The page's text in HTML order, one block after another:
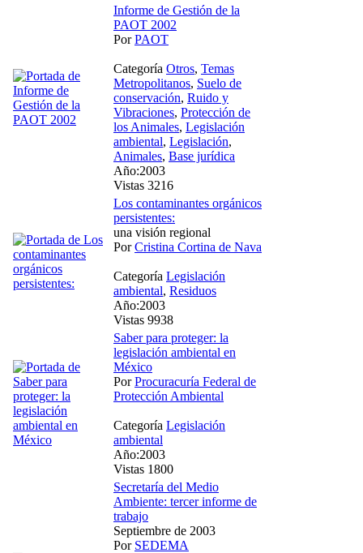
Informe de Gestión de la
PAOT 2002
PorPAOT
Categoría Otros, Temas
Metropolitanos, Suelo de
conservación, Ruido y
Vibraciones, Protección de
los Animales, Legislación
ambiental, Legislación,
Animales, Base jurídica
Año:2003
Vistas 3216
Los contaminantes orgánicos
persistentes:
una visión regional
PorCristina Cortina de Nava
Categoría Legislación
ambiental, Residuos
Año:2003
Vistas 9938
Saber para proteger: la
legislación ambiental en
México
PorProcuracuría Federal de
Protección Ambiental
Categoría Legislación
ambiental
Año:2003
Vistas 1800
Secretaría del Medio
Ambiente: tercer informe de
trabajo
Septiembre de 2003
Por SEDEMA